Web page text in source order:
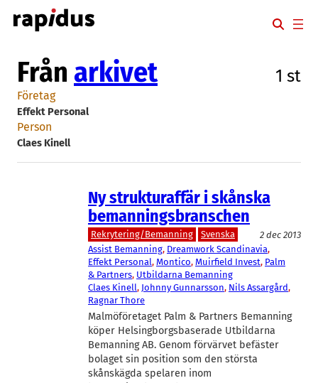
Hoppa
till
Från arkivet 1 st
Företag
Effekt Personal
Person
Claes Kinell
Ny strukturaffär i skånska
bemanningsbranschen
Rekrytering/Bemanning Svenska
2 dec 2013
Assist Bemanning, Dreamwork Scandinavia
Effekt Personal, Montico, Muirfield Invest, Palm
& Partners, Utbildarna Bemanning
Claes Kinell, Johnny Gunnarsson, Nils Assargård
Ragnar Thore
Malmöföretaget Palm & Partners Bemanning
köper Helsingborgsbaserade Utbildarna
Bemanning AB. Genom förvärvet befäster
bolaget sin position som den största
skånskägda spelaren inom